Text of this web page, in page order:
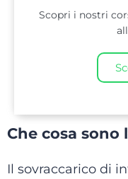
Scopri i nostri
Che cosa
Il sovraccarico di